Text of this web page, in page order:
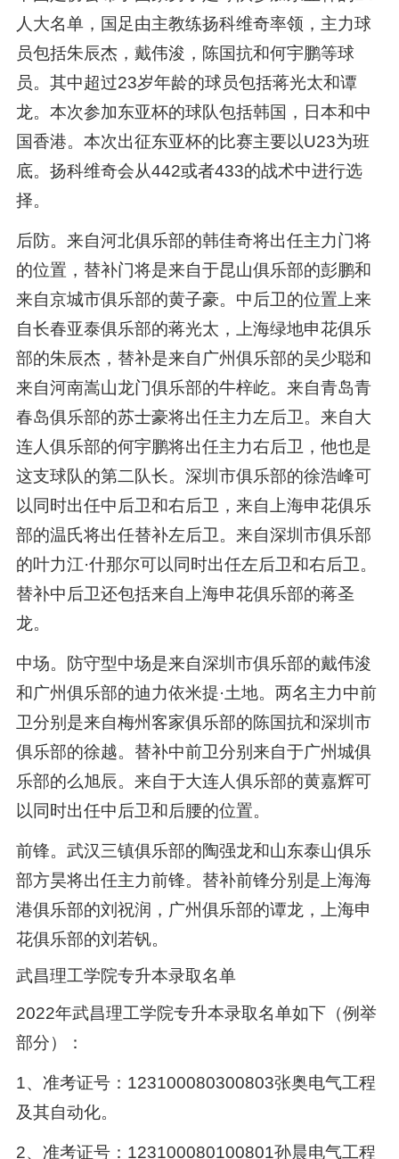
人大名单，国足由主教练扬科维奇率领，主力球
员包括朱辰杰，戴伟浚，陈国抗和何宇鹏等球
员。其中超过23岁年龄的球员包括蒋光太和谭
龙。本次参加东亚杯的球队包括韩国，日本和中
国香港。本次出征东亚杯的比赛主要以U23为班
底。扬科维奇会从442或者433的战术中进行选
择。
后防。来自河北俱乐部的韩佳奇将出任主力门将
的位置，替补门将是来自于昆山俱乐部的彭鹏和
来自京城市俱乐部的黄子豪。中后卫的位置上来
自长春亚泰俱乐部的蒋光太，上海绿地申花俱乐
部的朱辰杰，替补是来自广州俱乐部的吴少聪和
来自河南嵩山龙门俱乐部的牛梓屹。来自青岛青
春岛俱乐部的苏士豪将出任主力左后卫。来自大
连人俱乐部的何宇鹏将出任主力右后卫，他也是
这支球队的第二队长。深圳市俱乐部的徐浩峰可
以同时出任中后卫和右后卫，来自上海申花俱乐
部的温氏将出任替补左后卫。来自深圳市俱乐部
的叶力江·什那尔可以同时出任左后卫和右后卫。
替补中后卫还包括来自上海申花俱乐部的蒋圣
龙。
中场。防守型中场是来自深圳市俱乐部的戴伟浚
和广州俱乐部的迪力依米提·土地。两名主力中前
卫分别是来自梅州客家俱乐部的陈国抗和深圳市
俱乐部的徐越。替补中前卫分别来自于广州城俱
乐部的么旭辰。来自于大连人俱乐部的黄嘉辉可
以同时出任中后卫和后腰的位置。
前锋。武汉三镇俱乐部的陶强龙和山东泰山俱乐
部方昊将出任主力前锋。替补前锋分别是上海海
港俱乐部的刘祝润，广州俱乐部的谭龙，上海申
花俱乐部的刘若钒。
武昌理工学院专升本录取名单
2022年武昌理工学院专升本录取名单如下（例举
部分）：
1、准考证号：123100080300803张奥电气工程
及其自动化。
2、准考证号：123100080100801孙晨电气工程